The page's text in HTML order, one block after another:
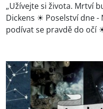
„Užívejte si života. Mrtví
Dickens ☀ Poselství dne
podívat se pravdě do očí